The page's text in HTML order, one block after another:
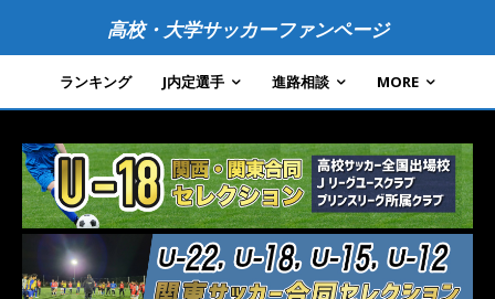
高校・大学サッカーファンページ
ランキング J内定選手 進路相談 MORE